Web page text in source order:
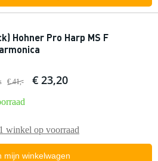
Hohner Pro Harp MS F
€ 41,- € 23,20
1 winkel op voorraad
mijn winkelwagen